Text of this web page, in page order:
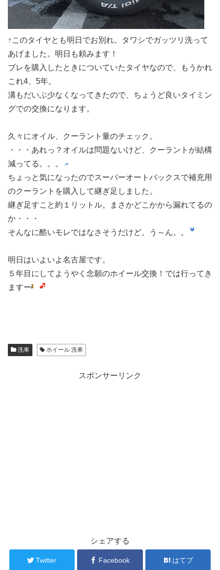
↑このタイヤとも明日でお別れ。タワシでガッツリ洗って
あげました。明日も頼みます！
ブレを購入したときについていたタイヤなので、もうかれ
これ4、5年。
溝もだいぶ少なくなってきたので、ちょうど良いタイミン
グでの交換になります。
久々にオイル、クーラント量のチェック。
・・・あれっ？オイルは問題ないけど、クーラントが結構
減ってる。。。
ちょっと気になったのでスーパーオートバックスで補充用
のクーラントを購入して継ぎ足しました。
継ぎ足すこと約１リットル。まさかどこかから漏れてるの
か・・・
そんなに酷いモレではなさそうだけど。う～ん。。
明日はいよいよ名古屋です。
５年目にしてようやく念願のホイール交換！では行ってき
ますー
洗車 ホイール 洗車
スポンサーリンク
シェアする
Twitter Facebook はてブ